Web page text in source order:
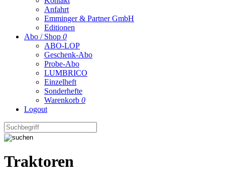
Anfahrt
Emminger & Partner GmbH
Editionen
Abo / Shop 0
ABO-LOP
Geschenk-Abo
Probe-Abo
LUMBRICO
Einzelheft
Sonderhefte
Warenkorb 0
Logout
Traktoren